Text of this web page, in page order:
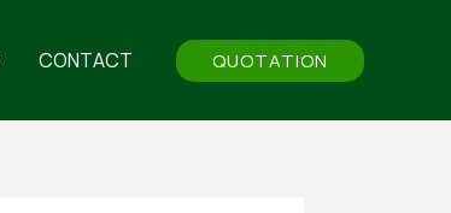
CONTACT QUOTATION